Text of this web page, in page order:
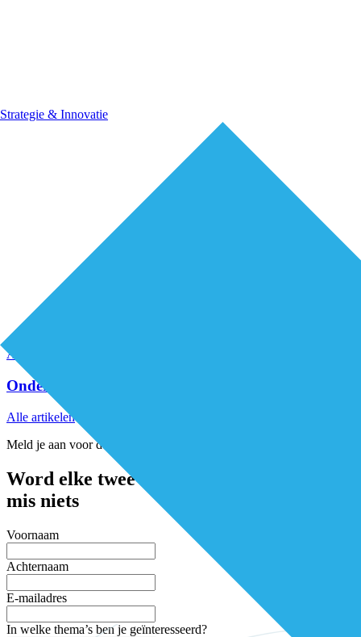
Strategie & Innovatie
Arbeidsmarkt & vakmanschap
Onderzoek: dit dragen zorgtechnologieën bij
Alle artikelen
Meld je aan voor de nieuwsbrief
Word elke twee weken geïnspireerd en
mis niets
Voornaam
Achternaam
E-mailadres
In welke thema’s ben je geïnteresseerd?